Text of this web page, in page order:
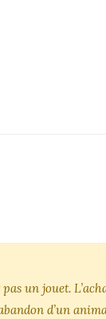
un jouet.
d’un